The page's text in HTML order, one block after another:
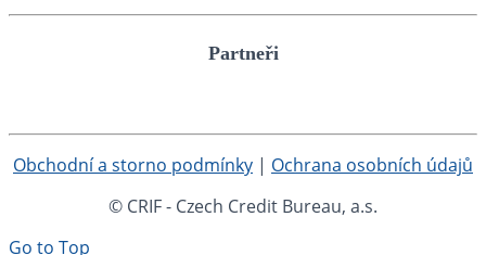
Partneři
Obchodní a storno podmínky | Ochrana osobních údajů
© CRIF - Czech Credit Bureau, a.s.
Go to Top